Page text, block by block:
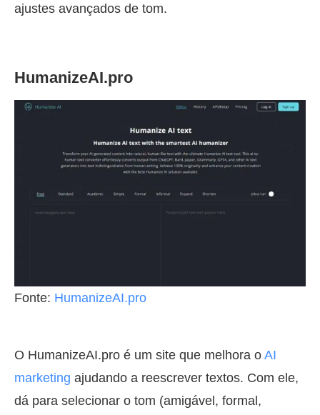
ajustes avançados de tom.
HumanizeAI.pro
Fonte: HumanizeAI.pro
O HumanizeAI.pro é um site que melhora o AI
marketing ajudando a reescrever textos. Com ele,
dá para selecionar o tom (amigável, formal,